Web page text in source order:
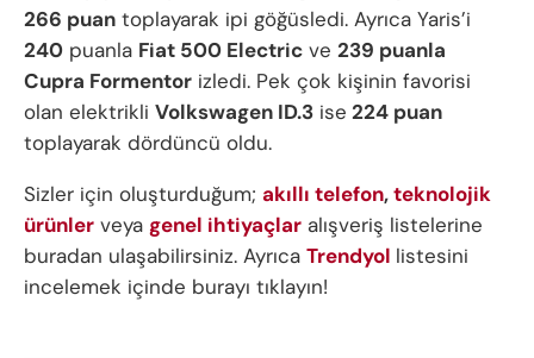
266 puan toplayarak ipi göğüsledi. Ayrıca Yaris’i
240 puanla Fiat 500 Electric ve 239 puanla
Cupra Formentor izledi. Pek çok kişinin favorisi
olan elektrikli Volkswagen ID.3 ise 224 puan
toplayarak dördüncü oldu.
Sizler için oluşturduğum; akıllı telefon,teknolojik
ürünler veya genel ihtiyaçlar alışveriş listelerine
buradan ulaşabilirsiniz. Ayrıca Trendyol listesini
incelemek içinde burayı tıklayın!